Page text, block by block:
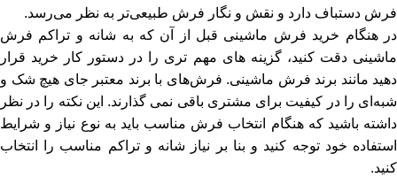
فرش دستباف دارد و نقش‌ و نگار فرش طبیعی‌‌تر به نظر می‌رسد.
در هنگام خرید فرش ماشینی قبل از آن که به شانه و تراکم فرش
ماشینی دقت کنید، گزینه های مهم تری را در دستور کار خرید قرار
دهید مانند برند فرش ماشینی. فرش‌های با برند معتبر جای هیچ شک و
شبه‌ای را در کیفیت برای مشتری باقی نمی گذارند. این نکته را در نظر
داشته باشید که هنگام انتخاب فرش مناسب باید به نوع نیاز و شرایط
استفاده خود توجه کنید و بنا بر نیاز شانه و تراکم مناسب را انتخاب
کنید.